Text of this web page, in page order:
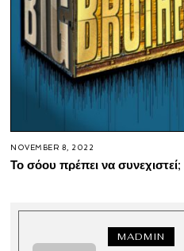
NOVEMBER 8, 2022
Το σόου πρέπει να συνεχιστεί;
MADMIN